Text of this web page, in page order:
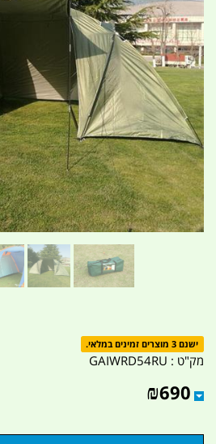
ישנם 3 מוצרים זמינים במלאי.
מק"ט : GAIWRD54RU
₪690